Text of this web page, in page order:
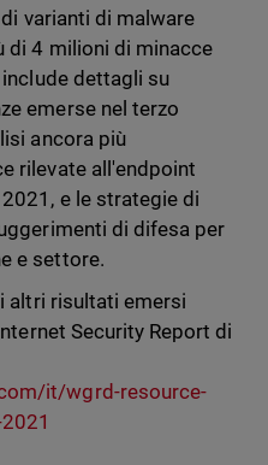
varianti di malware
di 4 milioni di minacce
dettagli su
emerse nel terzo
ancora più
rilevate all'endpoint
e le strategie di
di difesa per
e settore.
altri risultati emersi
Security Report di
it/wgrd-resource-